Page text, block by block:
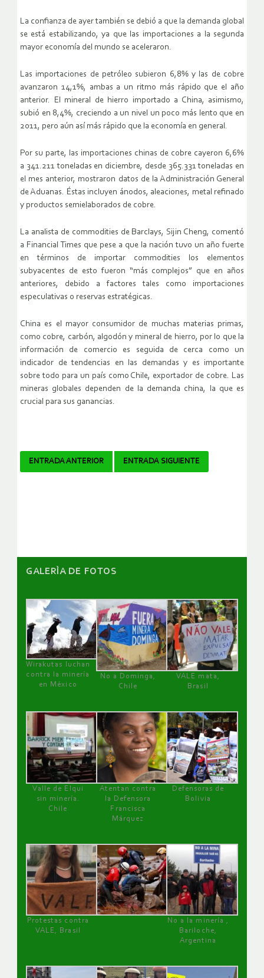
La confianza de ayer también se debió a que la demanda global
se está estabilizando, ya que las importaciones a la segunda
mayor economía del mundo se aceleraron.
Las importaciones de petróleo subieron 6,8% y las de cobre
avanzaron 14,1%, ambas a un ritmo más rápido que el año
anterior. El mineral de hierro importado a China, asimismo,
subió en 8,4%, creciendo a un nivel un poco más lento que en
2011, pero aún así más rápido que la economía en general.
Por su parte, las importaciones chinas de cobre cayeron 6,6%
a 341.211 toneladas en diciembre, desde 365.331 toneladas en
el mes anterior, mostraron datos de la Administración General
de Aduanas. Éstas incluyen ánodos, aleaciones, metal refinado
y productos semielaborados de cobre.
La analista de commodities de Barclays, Sijin Cheng, comentó
a Financial Times que pese a que la nación tuvo un año fuerte
en términos de importar commodities los elementos
subyacentes de esto fueron “más complejos” que en años
anteriores, debido a factores tales como importaciones
especulativas o reservas estratégicas.
China es el mayor consumidor de muchas materias primas,
como cobre, carbón, algodón y mineral de hierro, por lo que la
información de comercio es seguida de cerca como un
indicador de tendencias en las demandas y es importante
sobre todo para un país como Chile, exportador de cobre. Las
mineras globales dependen de la demanda china, la que es
crucial para sus ganancias.
Navegador
ENTRADA ANTERIOR ENTRADA SIGUIENTE
GALERÌA DE FOTOS
Wirakutas luchan
contra la minería
en México
No a Dominga,
Chile
VALE mata,
Brasil
Valle de Elqui
sin minería.
Chile
Atentan contra
la Defensora
Francisca
Márquez
Defensoras de
Bolivia
Protestas contra
VALE, Brasil
No a la minería ,
Bariloche,
Argentina